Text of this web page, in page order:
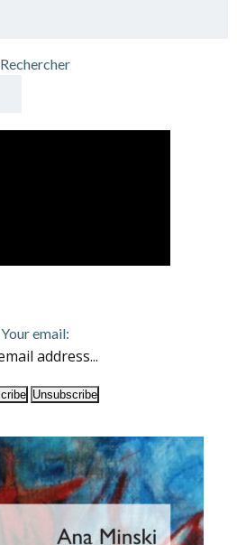
Rechercher
Your email: